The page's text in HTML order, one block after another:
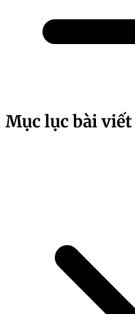
Mục lục bài viết